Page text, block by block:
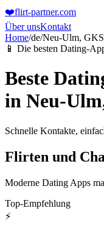
❤️flirt-partner.com
Über unsKontakt
Home/de/Neu-Ulm,
📱 Die besten Dating-
Beste
in Neu-
Schnelle Kontakte,
Flirten und
Moderne Dating Apps
Top-Empfehlung
⚡